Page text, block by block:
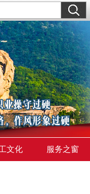
文化 服务之窗